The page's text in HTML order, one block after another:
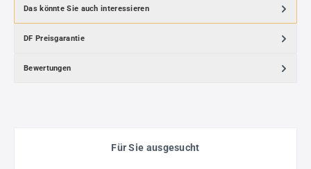
Das könnte Sie auch interessieren
DF Preisgarantie
Bewertungen
Für Sie ausgesucht